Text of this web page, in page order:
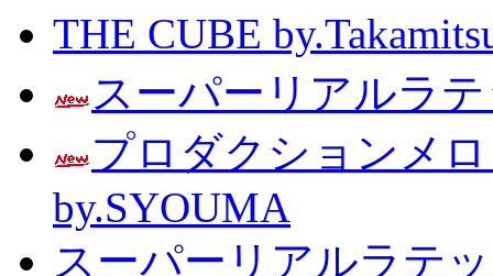
THE CUBE
スーパーリアルラ
プロダクションメ
by.SYOUMA
スーパーリアルラテ